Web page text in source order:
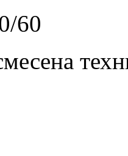
60